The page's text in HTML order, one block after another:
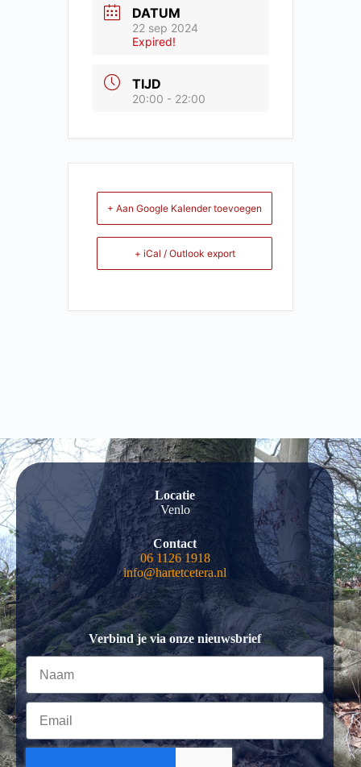
DATUM
22 sep 2024
Expired!
TIJD
20:00 - 22:00
+ Aan Google Kalender toevoegen
+ iCal / Outlook export
Locatie
Venlo
Contact
06 1126 1918
info@hartetcetera.nl
Verbind je via onze nieuwsbrief